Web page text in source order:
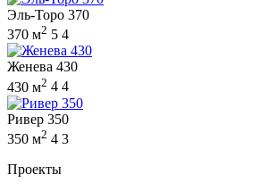
Эль-Торо 370
370 м2 5 4
Женева 430
430 м2 4 4
Ривер 350
350 м2 4 3
Проекты